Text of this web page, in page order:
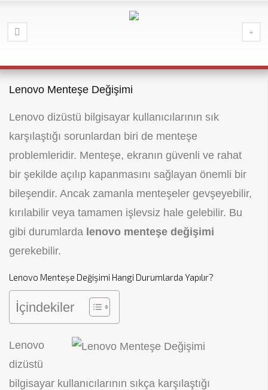
Lenovo Menteşe Değişimi
Lenovo dizüstü bilgisayar kullanıcılarının sık
karşılaştığı sorunlardan biri de menteşe
problemleridir. Menteşe, ekranın güvenli ve rahat
bir şekilde açılıp kapanmasını sağlayan önemli bir
bileşendir. Ancak zamanla menteşeler gevşeyebilir,
kırılabilir veya tamamen işlevsiz hale gelebilir. Bu
gibi durumlarda lenovo menteşe değişimi
gerekebilir.
Lenovo Menteşe Değişimi Hangi Durumlarda Yapılır?
İçindekiler
Lenovo
dizüstü
bilgisayar kullanıcılarının sıkça karşılaştığı